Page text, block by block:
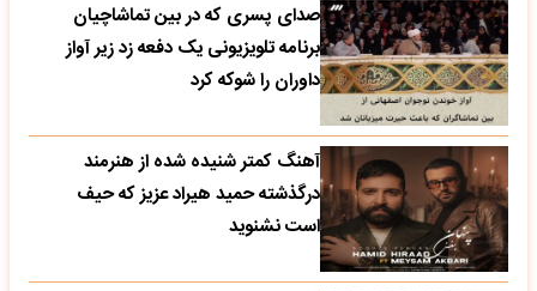
صدای پسری که در بین تماشاچیان
برنامه تلویزیونی یک دفعه زد زیر آواز
داوران را شوکه کرد
آهنگ کمتر شنیده شده از هنرمند
درگذشته حمید هیراد عزیز که حیف
است نشنوید